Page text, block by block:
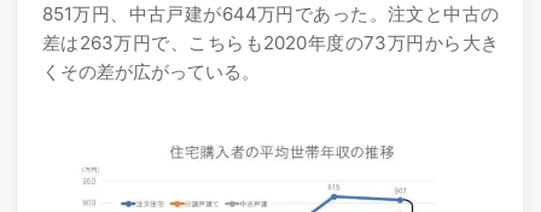
851万円、中古戸建が644万円であった。注文と中古の
差は263万円で、こちらも2020年度の73万円から大き
くその差が広がっている。